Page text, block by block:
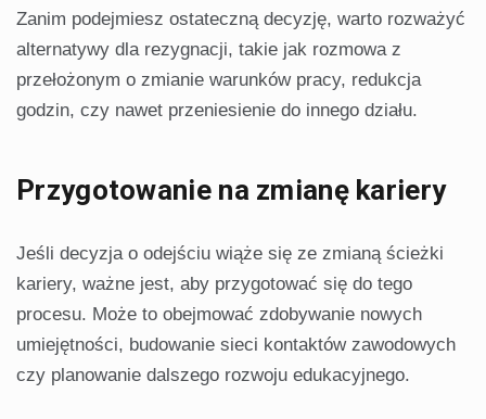
Zanim podejmiesz ostateczną decyzję, warto rozważyć
alternatywy dla rezygnacji, takie jak rozmowa z
przełożonym o zmianie warunków pracy, redukcja
godzin, czy nawet przeniesienie do innego działu.
Przygotowanie na zmianę kariery
Jeśli decyzja o odejściu wiąże się ze zmianą ścieżki
kariery, ważne jest, aby przygotować się do tego
procesu. Może to obejmować zdobywanie nowych
umiejętności, budowanie sieci kontaktów zawodowych
czy planowanie dalszego rozwoju edukacyjnego.